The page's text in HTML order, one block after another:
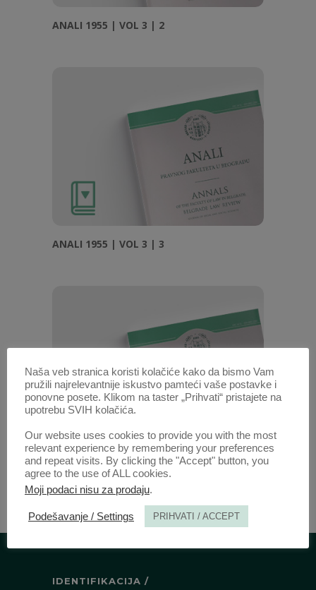
ANALI 1955 | VOL 3 | 2
ANALI 1955 | VOL 3 | 3
ANALI 1955 | VOL 3 | 4
IDENTIFIKACIJA /
Naša veb stranica koristi kolačiće kako da bismo Vam
pružili najrelevantnije iskustvo pamteći vaše postavke i
ponovne posete. Klikom na taster „Prihvati“ pristajete na
upotrebu SVIH kolačića.
Our website uses cookies to provide you with the most
relevant experience by remembering your preferences
and repeat visits. By clicking the "Accept" button, you
agree to the use of ALL cookies.
Moji podaci nisu za prodaju.
Podešavanje / Settings PRIHVATI / ACCEPT